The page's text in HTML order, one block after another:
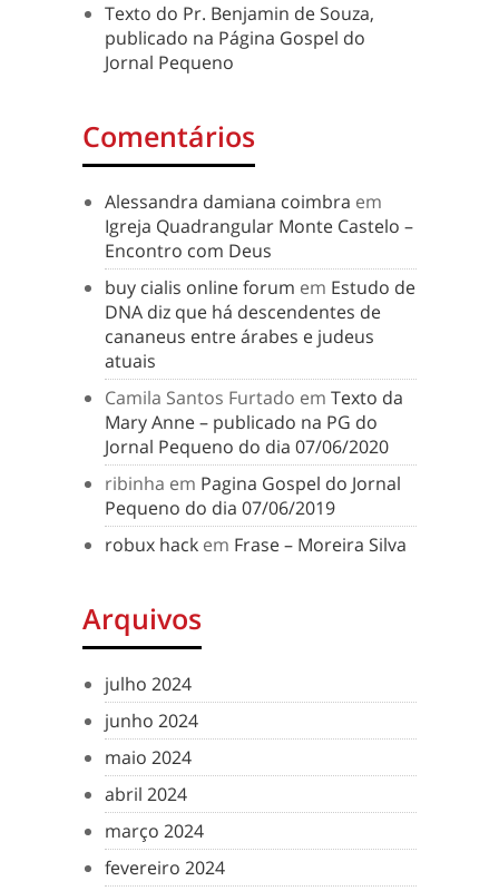
Texto do Pr. Benjamin de Souza,
publicado na Página Gospel do
Jornal Pequeno
Comentários
Alessandra damiana coimbra em
Igreja Quadrangular Monte Castelo –
Encontro com Deus
buy cialis online forum em Estudo de
DNA diz que há descendentes de
cananeus entre árabes e judeus
atuais
Camila Santos Furtado em Texto da
Mary Anne – publicado na PG do
Jornal Pequeno do dia 07/06/2020
ribinha em Pagina Gospel do Jornal
Pequeno do dia 07/06/2019
robux hack em Frase – Moreira Silva
Arquivos
julho 2024
junho 2024
maio 2024
abril 2024
março 2024
fevereiro 2024